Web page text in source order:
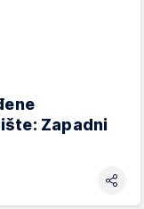
Zapadni